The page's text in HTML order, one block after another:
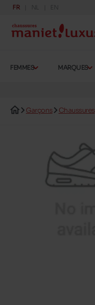
FR NL EN
FEMMES MARQUES
Garçons Chaussures